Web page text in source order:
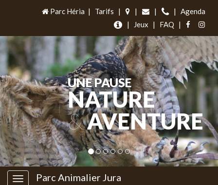
Parc Héria | Tarifs | | | |
Agenda
|
Jeux | FAQ |
UNE PAUSE
NATURE
&AVENTURE
Parc Animalier Jura